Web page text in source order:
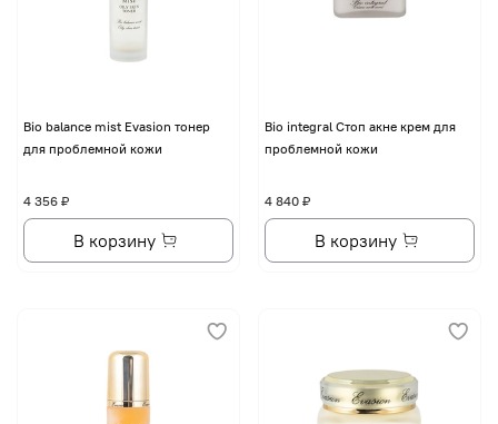
Bio balance mist Evasion тонер
для проблемной кожи
4 356 ₽
В корзину
Bio integral Стоп акне крем для
проблемной кожи
4 840 ₽
В корзину